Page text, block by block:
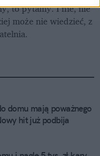
to pytamy. I nie, nie
może nie wiedzieć, z
domu mają poważnego
hit już podbija